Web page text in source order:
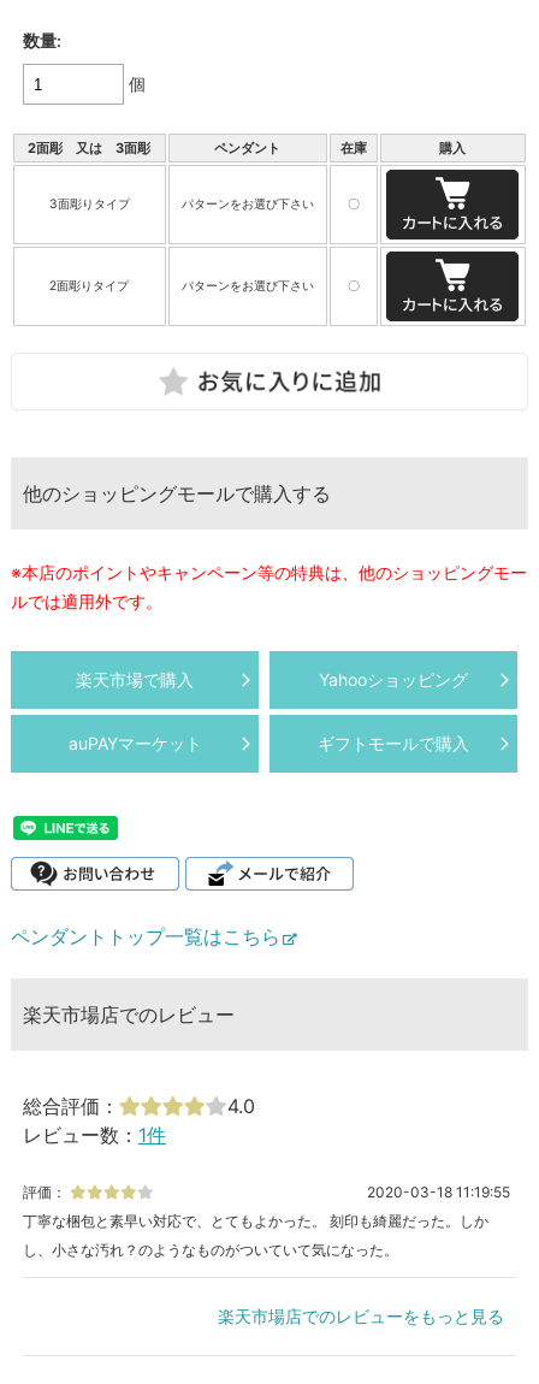
数量:
個
2面彫 又は 3面彫 ペンダント 在庫 購入
3面彫りタイプ パターンをお選び下さい 〇
2面彫りタイプ パターンをお選び下さい 〇
他のショッピングモールで購入する
※本店のポイントやキャンペーン等の特典は、他のショッピングモー
ルでは適用外です。
楽天市場で購入 Yahooショッピング
auPAYマーケット ギフトモールで購入
ペンダントトップ一覧はこちら
楽天市場店でのレビュー
総合評価：
4.0
レビュー数： 1件
評価：
2020-03-18 11:19:55
丁寧な梱包と素早い対応で、とてもよかった。 刻印も綺麗だった。しか
し、小さな汚れ？のようなものがついていて気になった。
楽天市場店でのレビューをもっと見る